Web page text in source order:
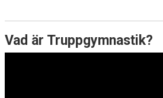
Vad är Truppgymnastik?